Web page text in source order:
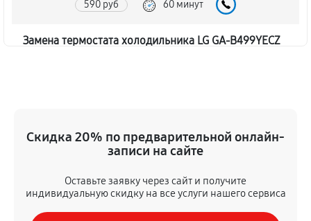
590 руб 60 минут
Замена термостата холодильника LG GA-B499YECZ
Замена мотор-компрессора
60 минут
Ремонт испарителя холодильника LG GA-B499YECZ
Скидка 20% по предварительной онлайн-
записи на сайте
Оставьте заявку через сайт и получите
индивидуальную скидку на все услуги нашего сервиса